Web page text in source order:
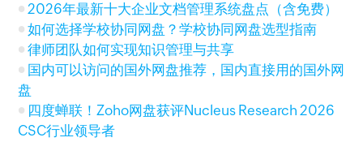
2026年最新十大企业文档管理系统盘点（含免费）
如何选择学校协同网盘？学校协同网盘选型指南
律师团队如何实现知识管理与共享
国内可以访问的国外网盘推荐，国内直接用的国外网
盘
四度蝉联！Zoho网盘获评Nucleus Research 2026
CSC行业领导者